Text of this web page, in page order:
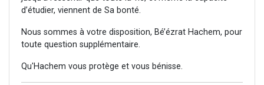
d’étudier, viennent de Sa bonté.
Nous sommes à votre disposition, Bé’ézrat Hachem, pour
toute question supplémentaire.
Qu'Hachem vous protège et vous bénisse.